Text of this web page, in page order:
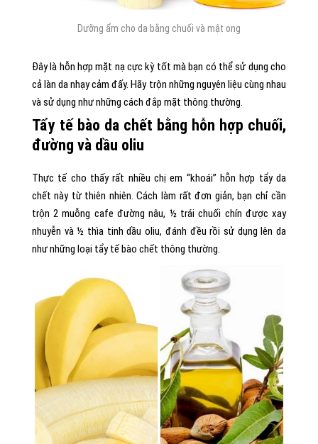
Dưỡng ẩm cho da bằng chuối và mật ong
Đây là hỗn hợp mặt nạ cực kỳ tốt mà bạn có thể sử dụng cho
cả làn da nhạy cảm đấy. Hãy trộn những nguyên liệu cùng nhau
và sử dụng như những cách đắp mặt thông thường.
Tẩy tế bào da chết bằng hỗn hợp chuối,
đường và dầu oliu
Thực tế cho thấy rất nhiều chị em “khoái” hỗn hợp tẩy da
chết này từ thiên nhiên. Cách làm rất đơn giản, bạn chỉ cần
trộn 2 muỗng cafe đường nâu, ½ trái chuối chín được xay
nhuyễn và ½ thìa tinh dầu oliu, đánh đều rồi sử dụng lên da
như những loại tẩy tế bào chết thông thường.